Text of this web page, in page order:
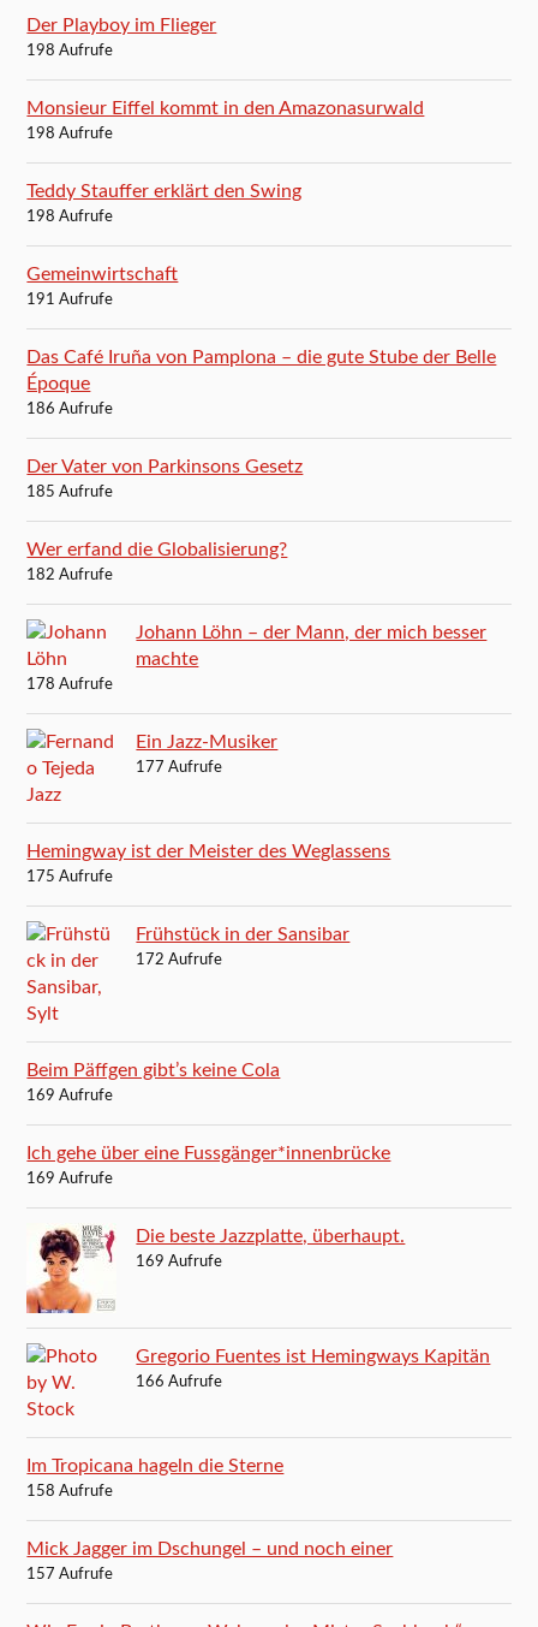
Der Playboy im Flieger
198 Aufrufe
Monsieur Eiffel kommt in den Amazonasurwald
198 Aufrufe
Teddy Stauffer erklärt den Swing
198 Aufrufe
Gemeinwirtschaft
191 Aufrufe
Das Café Iruña von Pamplona – die gute Stube der Belle
Époque
186 Aufrufe
Der Vater von Parkinsons Gesetz
185 Aufrufe
Wer erfand die Globalisierung?
182 Aufrufe
Johann Löhn – der Mann, der mich besser
machte
178 Aufrufe
Ein Jazz-Musiker
177 Aufrufe
Hemingway ist der Meister des Weglassens
175 Aufrufe
Frühstück in der Sansibar
172 Aufrufe
Beim Päffgen gibt’s keine Cola
169 Aufrufe
Ich gehe über eine Fussgänger*innenbrücke
169 Aufrufe
Die beste Jazzplatte, überhaupt.
169 Aufrufe
Gregorio Fuentes ist Hemingways Kapitän
166 Aufrufe
Im Tropicana hageln die Sterne
158 Aufrufe
Mick Jagger im Dschungel – und noch einer
157 Aufrufe